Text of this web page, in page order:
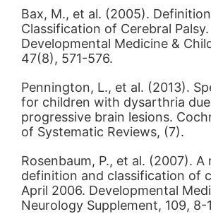
Bax, M., et al. (2005).
Classification of Cerebral Palsy.
Developmental Medicine &
47(8), 571-576.
Pennington, L., et al. (2013).
for children with dysarthria
progressive brain lesions.
of Systematic Reviews, (7).
Rosenbaum, P., et al. (2007).
definition and classification of
April 2006. Developmental
Neurology Supplement, 109, 8-